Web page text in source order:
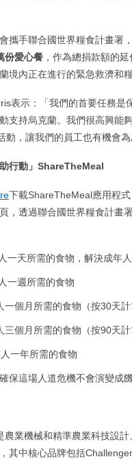
攜手聯合國世界糧食計畫署
份愛心餐 ，作為總捐款額的
境內正在進行的緊急救濟和
表示：「我們的首要任務
支持烏克蘭。我們很高興能
動，讓我們的員工也有機會
行動」 ShareTheMeal
下載ShareTheMeal應用程式
，透過聯合國世界糧食計畫
一天所需的食物，解決成年
一週所需的食物
個月所需的食物（按30天計
個月所需的食物（按90天計
一年所需的食物
保這場人道危機不會演變成
農業機械和精準農業科技設
其中核心品牌包括